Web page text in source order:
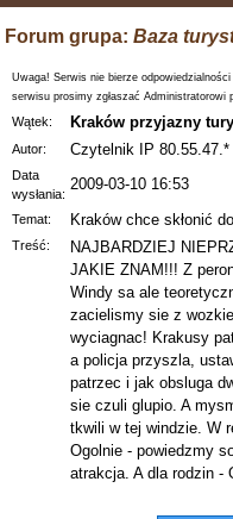
Forum grupa: Baza
Uwaga! Serwis nie bierze
serwisu prosimy zgłaszać Administratorowi
Wątek: Kraków przyjazny
Autor: Czytelnik IP 80.55.47.*
Data
wysłania:
2009-03-10 16:53
Temat: Kraków chce skłonić
Treść:
NAJBARDZIEJ
JAKIE ZNAM!!! Z
Windy sa ale
zacielismy sie z
wyciagnac! Krakusy
a policja przyszla,
patrzec i jak obsluga
sie czuli glupio. A
tkwili w tej windzie. W
Ogolnie - powiedzmy
atrakcja. A dla rodzin -